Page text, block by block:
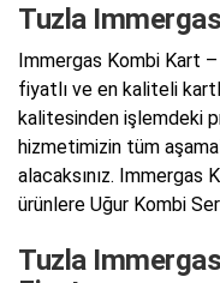
Tuzla
Immergas Kombi Kart –
fiyatlı ve en kaliteli
kalitesinden işlemdeki
hizmetimizin tüm
alacaksınız.
ürünlere Uğur Kombi
Tuzla